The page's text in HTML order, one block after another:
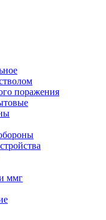
поражения
ммг